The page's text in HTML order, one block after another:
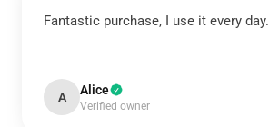
Fantastic purchase, I use it every day.
A Alice
Verified owner